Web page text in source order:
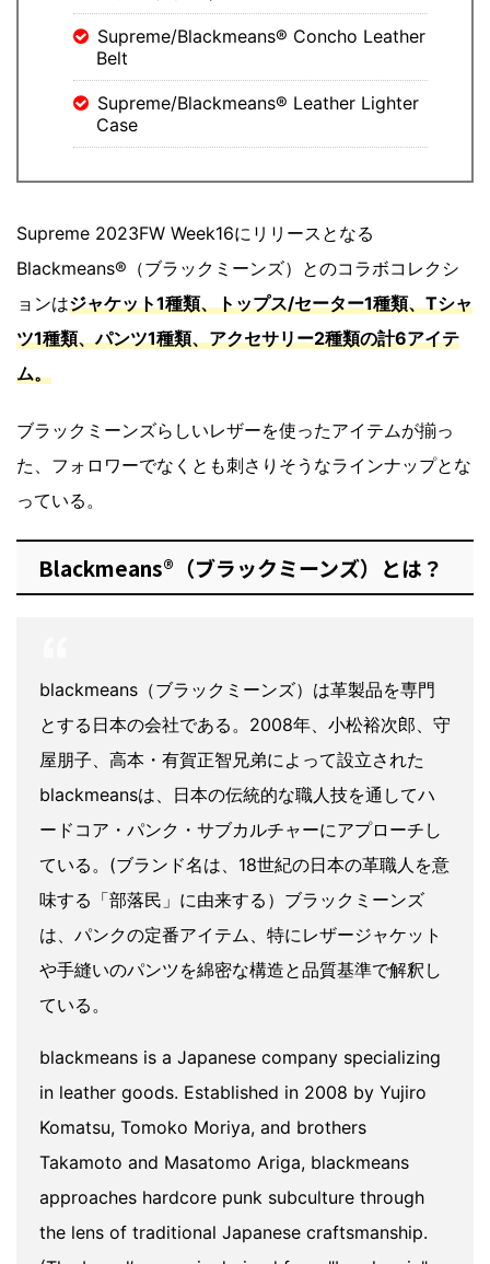
Supreme/Blackmeans® Concho Leather
Belt
Supreme/Blackmeans® Leather Lighter
Case
Supreme 2023FW Week16にリリースとなる
Blackmeans®（ブラックミーンズ）とのコラボコレクシ
ョンはジャケット1種類、トップス/セーター1種類、Tシャ
ツ1種類、パンツ1種類、アクセサリー2種類の計6アイテ
ム。
ブラックミーンズらしいレザーを使ったアイテムが揃っ
た、フォロワーでなくとも刺さりそうなラインナップとな
っている。
Blackmeans®（ブラックミーンズ）とは？
blackmeans（ブラックミーンズ）は革製品を専門
とする日本の会社である。2008年、小松裕次郎、守
屋朋子、高本・有賀正智兄弟によって設立された
blackmeansは、日本の伝統的な職人技を通してハ
ードコア・パンク・サブカルチャーにアプローチし
ている。(ブランド名は、18世紀の日本の革職人を意
味する「部落民」に由来する）ブラックミーンズ
は、パンクの定番アイテム、特にレザージャケット
や手縫いのパンツを綿密な構造と品質基準で解釈し
ている。
blackmeans is a Japanese company specializing
in leather goods. Established in 2008 by Yujiro
Komatsu, Tomoko Moriya, and brothers
Takamoto and Masatomo Ariga, blackmeans
approaches hardcore punk subculture through
the lens of traditional Japanese craftsmanship.